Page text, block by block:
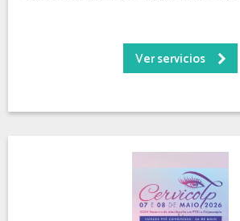
Ver servicios